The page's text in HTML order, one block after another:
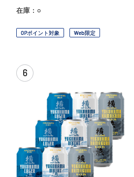
在庫：○
OPポイント対象 Web限定
6